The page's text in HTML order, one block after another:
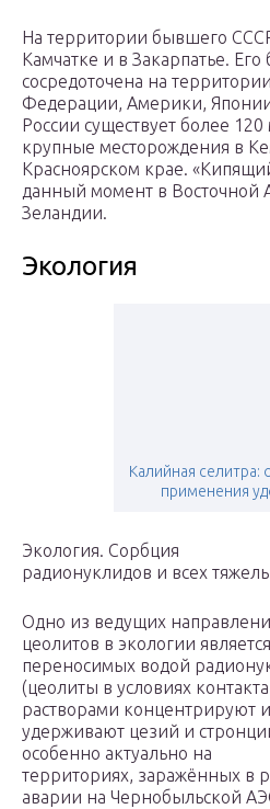
На территории бывшего
Камчатке и в Закарпатье. Его
сосредоточена на
Федерации, Америки,
России существует более
крупные месторождения в
Красноярском крае.
данный момент в Восточной
Зеландии.
Экология
Калийная селитра:
применения
Экология. Сорбция
радионуклидов и всех
Одно из ведущих
цеолитов в экологии
переносимых водой
(цеолиты в условиях
растворами концентрируют и
удерживают цезий и
особенно актуально на
территориях, заражённых в
аварии на Чернобыльской